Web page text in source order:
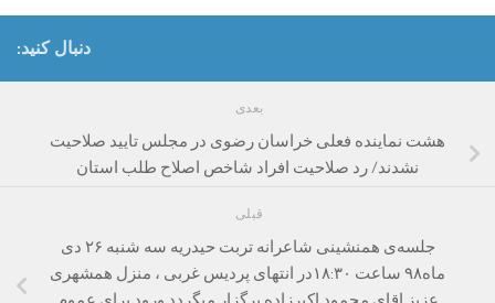
دنبال کنید:
بعدی
هشت نماینده فعلی خراسان‌ رضوی در مجلس تایید صلاحیت
نشدند/ رد صلاحیت افراد شاخص اصلاح طلب استان
قبلی
جلسه‌ی همنشینی شاعرانه تربت حیدریه سه شنبه ۲۶ دی
ماه۹۸ ساعت ۱۸:۳۰در انتهای پردیس غربی ، منزل همشهری